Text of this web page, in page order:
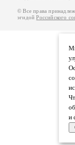
и
© Все права
эгидойРоссийского